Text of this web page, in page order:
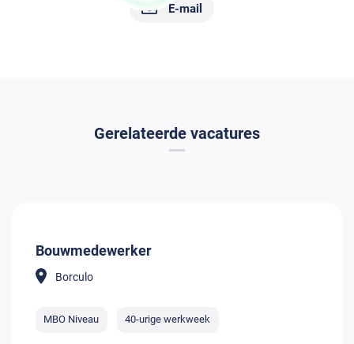
E-mail
Gerelateerde vacatures
Bouwmedewerker
Borculo
MBO Niveau 40-urige werkweek